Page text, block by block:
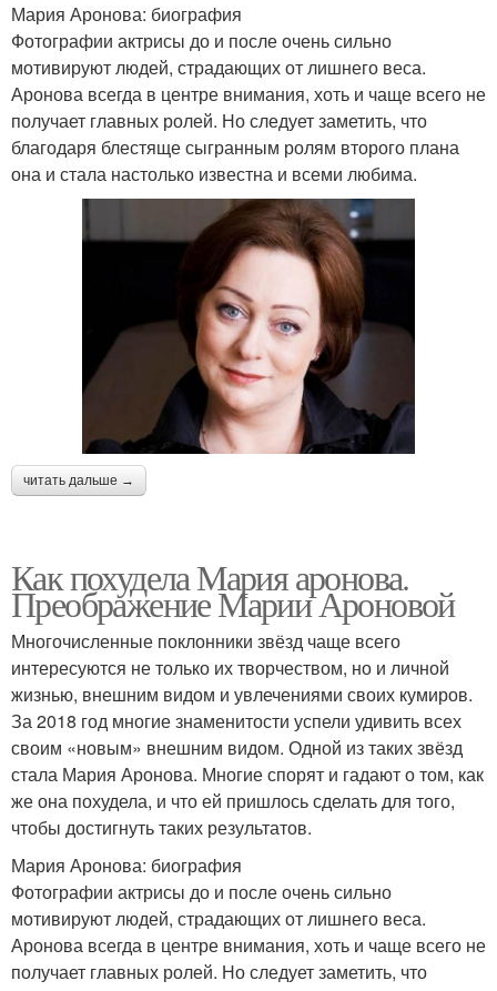
Мария Аронова: биография
Фотографии актрисы до и после очень сильно
мотивируют людей, страдающих от лишнего веса.
Аронова всегда в центре внимания, хоть и чаще всего не
получает главных ролей. Но следует заметить, что
благодаря блестяще сыгранным ролям второго плана
она и стала настолько известна и всеми любима.
читать дальше →
Как похудела Мария аронова.
Преображение Марии Ароновой
Многочисленные поклонники звёзд чаще всего
интересуются не только их творчеством, но и личной
жизнью, внешним видом и увлечениями своих кумиров.
За 2018 год многие знаменитости успели удивить всех
своим «новым» внешним видом. Одной из таких звёзд
стала Мария Аронова. Многие спорят и гадают о том, как
же она похудела, и что ей пришлось сделать для того,
чтобы достигнуть таких результатов.
Мария Аронова: биография
Фотографии актрисы до и после очень сильно
мотивируют людей, страдающих от лишнего веса.
Аронова всегда в центре внимания, хоть и чаще всего не
получает главных ролей. Но следует заметить, что